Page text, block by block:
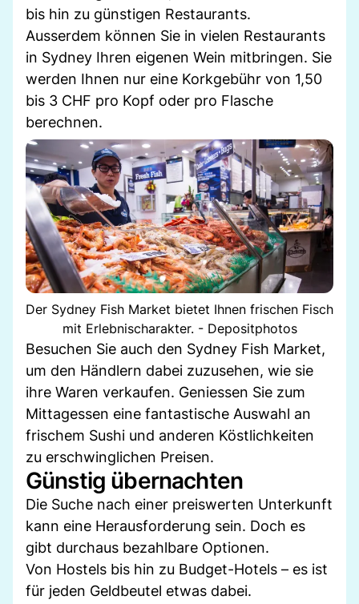
bis hin zu günstigen Restaurants.
Ausserdem können Sie in vielen Restaurants
in Sydney Ihren eigenen Wein mitbringen. Sie
werden Ihnen nur eine Korkgebühr von 1,50
bis 3 CHF pro Kopf oder pro Flasche
berechnen.
Der Sydney Fish Market bietet Ihnen frischen Fisch
mit Erlebnischarakter. - Depositphotos
Besuchen Sie auch den Sydney Fish Market,
um den Händlern dabei zuzusehen, wie sie
ihre Waren verkaufen. Geniessen Sie zum
Mittagessen eine fantastische Auswahl an
frischem Sushi und anderen Köstlichkeiten
zu erschwinglichen Preisen.
Günstig übernachten
Die Suche nach einer preiswerten Unterkunft
kann eine Herausforderung sein. Doch es
gibt durchaus bezahlbare Optionen.
Von Hostels bis hin zu Budget-Hotels – es ist
für jeden Geldbeutel etwas dabei.